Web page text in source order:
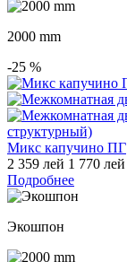
2000 mm
-25 %
Микс капучино ПГ
2 359 лей 1 770 лей
Подробнее
Экошпон